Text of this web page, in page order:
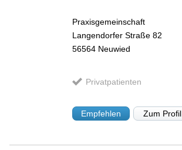
Praxisgemeinschaft
Langendorfer Straße 82
56564 Neuwied
Privatpatienten
Empfehlen Zum Profil